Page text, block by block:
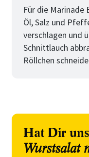
Für die Marinade
Öl, Salz und
verschlagen und
Schnittlauch
Röllchen
Hat Dir
Wurstsalat